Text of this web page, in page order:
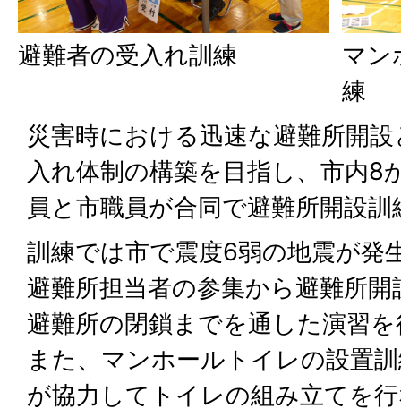
避難者の受入れ訓練
マン
練
災害時における迅速な避難所開
入れ体制の構築を目指し、市内8
員と市職員が合同で避難所開設
訓練では市で震度6弱の地震が発
避難所担当者の参集から避難所
避難所の閉鎖までを通した演習
また、マンホールトイレの設置
が協力してトイレの組み立てを